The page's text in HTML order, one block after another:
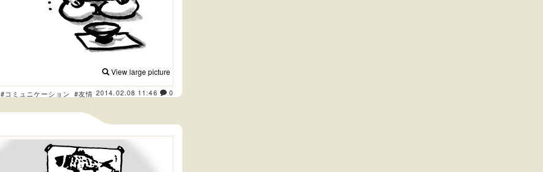
View large picture
#コミュニケーション #友情 2014.02.08 11:46 0